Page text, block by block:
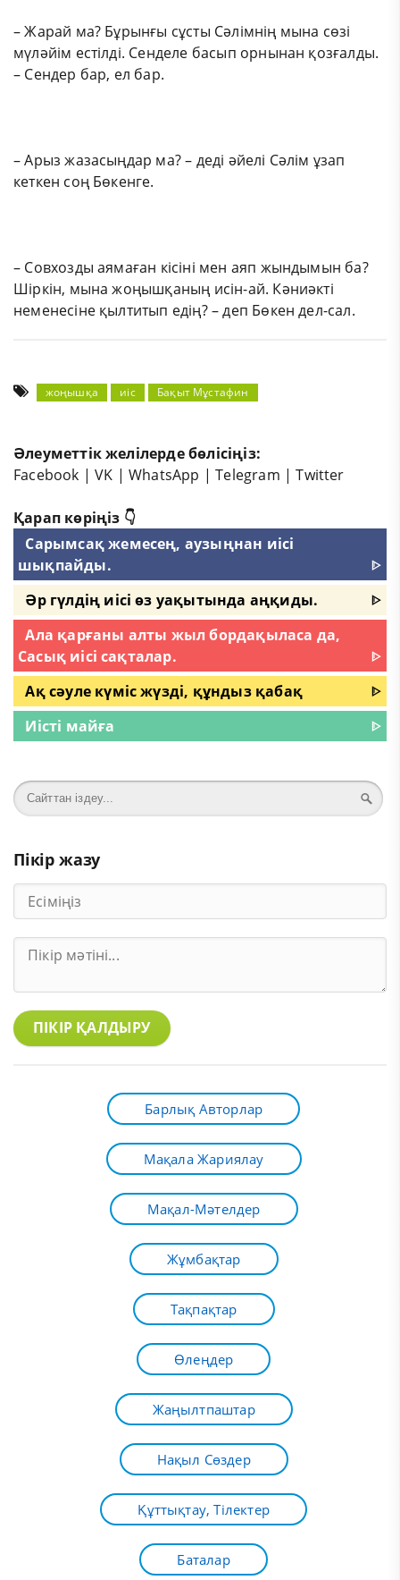
– Жарай ма? Бұрынғы сұсты Сәлімнің мына сөзі
мүләйім естілді. Сенделе басып орнынан қозғалды.
– Сендер бар, ел бар.
– Арыз жазасыңдар ма? – деді әйелі Сәлім ұзап
кеткен соң Бөкенге.
– Совхозды аямаған кісіні мен аяп жындымын ба?
Шіркін, мына жоңышқаның исін-ай. Кәниәкті
неменесіне қылтитып едің? – деп Бөкен дел-сал.
жоңышқа иіс Бақыт Мұстафин
Әлеуметтік желілерде бөлісіңіз:
Facebook |VK |WhatsApp |Telegram |Twitter
Қарап көріңіз 👇
Сарымсақ жемесең, аузыңнан иісі
шықпайды.
ᐈ
Әр гүлдің иісі өз уақытында аңқиды.
ᐈ
Ала қарғаны алты жыл бордақыласа да,
Сасық иісі сақталар.
ᐈ
Ақ сәуле күміс жүзді, құндыз қабақ
ᐈ
Иісті майға
ᐈ
Пікір жазу
ПІКІР ҚАЛДЫРУ
Барлық Авторлар
Мақала Жариялау
Мақал-Мәтелдер
Жұмбақтар
Тақпақтар
Өлеңдер
Жаңылтпаштар
Нақыл Сөздер
Құттықтау, Тілектер
Баталар